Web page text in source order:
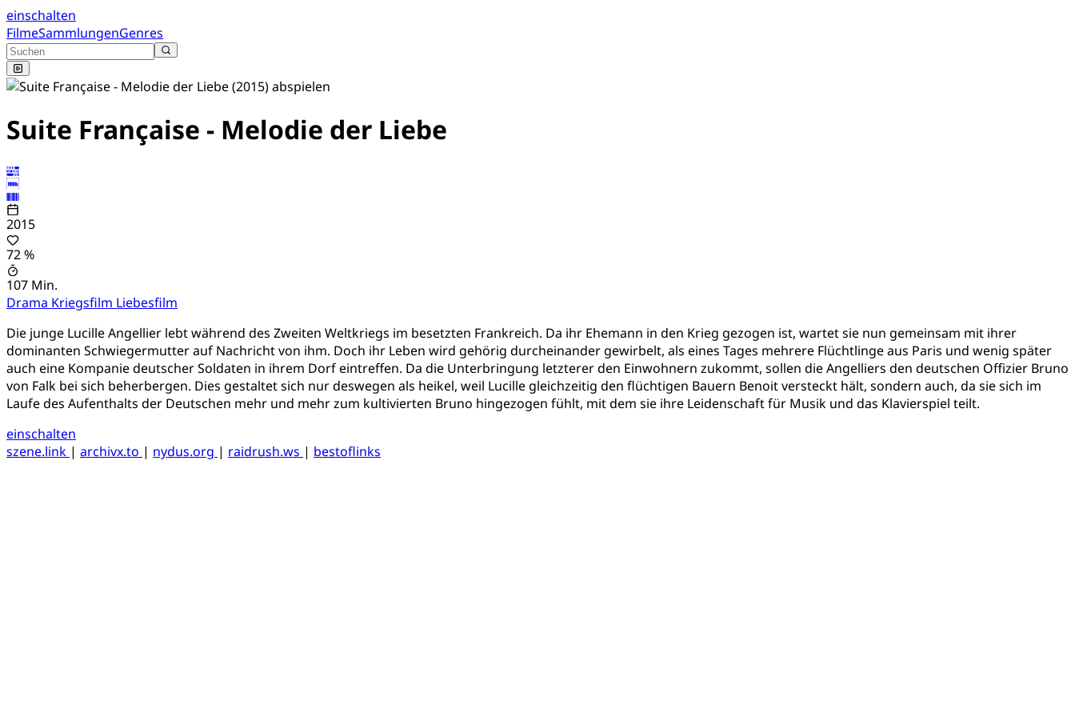
einschalten
FilmeSammlungenGenres
Suite Française - Melodie der Liebe
2015
72 %
107 Min.
Drama Kriegsfilm Liebesfilm
Die junge Lucille Angellier lebt während des Zweiten Weltkriegs im besetzten Frankreich. Da ihr Ehemann in den Krieg gezogen ist, wartet sie nun gemeinsam mit ihrer
dominanten Schwiegermutter auf Nachricht von ihm. Doch ihr Leben wird gehörig durcheinander gewirbelt, als eines Tages mehrere Flüchtlinge aus Paris und wenig später
auch eine Kompanie deutscher Soldaten in ihrem Dorf eintreffen. Da die Unterbringung letzterer den Einwohnern zukommt, sollen die Angelliers den deutschen Offizier Bruno
von Falk bei sich beherbergen. Dies gestaltet sich nur deswegen als heikel, weil Lucille gleichzeitig den flüchtigen Bauern Benoit versteckt hält, sondern auch, da sie sich im
Laufe des Aufenthalts der Deutschen mehr und mehr zum kultivierten Bruno hingezogen fühlt, mit dem sie ihre Leidenschaft für Musik und das Klavierspiel teilt.
einschalten
szene.link | archivx.to | nydus.org | raidrush.ws | bestoflinks